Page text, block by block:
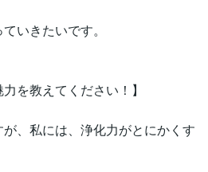
いきたいです。
を教えてください！】
、私には、浄化力がとにかくす